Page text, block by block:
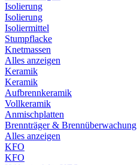
Isolierung
Isolierung
Isoliermittel
Stumpflacke
Knetmassen
Alles anzeigen
Keramik
Keramik
Aufbrennkeramik
Vollkeramik
Anmischplatten
Brennträger & Brennüberwachung
Alles anzeigen
KFO
KFO